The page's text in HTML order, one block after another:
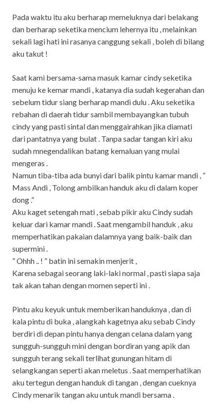
Pada waktu itu aku berharap memeluknya dari belakang
dan berharap seketika mencium lehernya itu , melainkan
sekali lagi hati ini rasanya canggung sekali , boleh di bilang
aku takut !
Saat kami bersama-sama masuk kamar cindy seketika
menuju ke kemar mandi , katanya dia sudah kegerahan dan
sebelum tidur siang berharap mandi dulu . Aku seketika
rebahan di daerah tidur sambil membayangkan tubuh
cindy yang pasti sintal dan menggairahkan jika diamati
dari pantatnya yang bulat . Tanpa sadar tangan kiri aku
sudah mnegendalikan batang kemaluan yang mulai
mengeras .
Namun tiba-tiba ada bunyi dari balik pintu kamar mandi , ”
Mass Andi , Tolong ambilkan handuk aku di dalam koper
dong .”
Aku kaget setengah mati , sebab pikir aku Cindy sudah
keluar dari kamar mandi . Saat mengambil handuk , aku
memperhatikan pakaian dalamnya yang baik-baik dan
supermini .
” Ohhh .. ! ” batin ini semakin menjerit ,
Karena sebagai seorang laki-laki normal , pasti siapa saja
tak akan tahan dengan momen seperti ini .
Pintu aku keyuk untuk memberikan handuknya , dan di
kala pintu di buka , alangkah kagetnya aku sebab Cindy
berdiri di depan pintu hanya dengan celana dalam yang
sungguh-sungguh mini dengan bordiran yang apik dan
sungguh terang sekali terlihat gunungan hitam di
selangkangan seperti akan meletus . Saat memperhatikan
aku tertegun dengan handuk di tangan , dengan cueknya
Cindy menarik tangan aku untuk mandi bersama .